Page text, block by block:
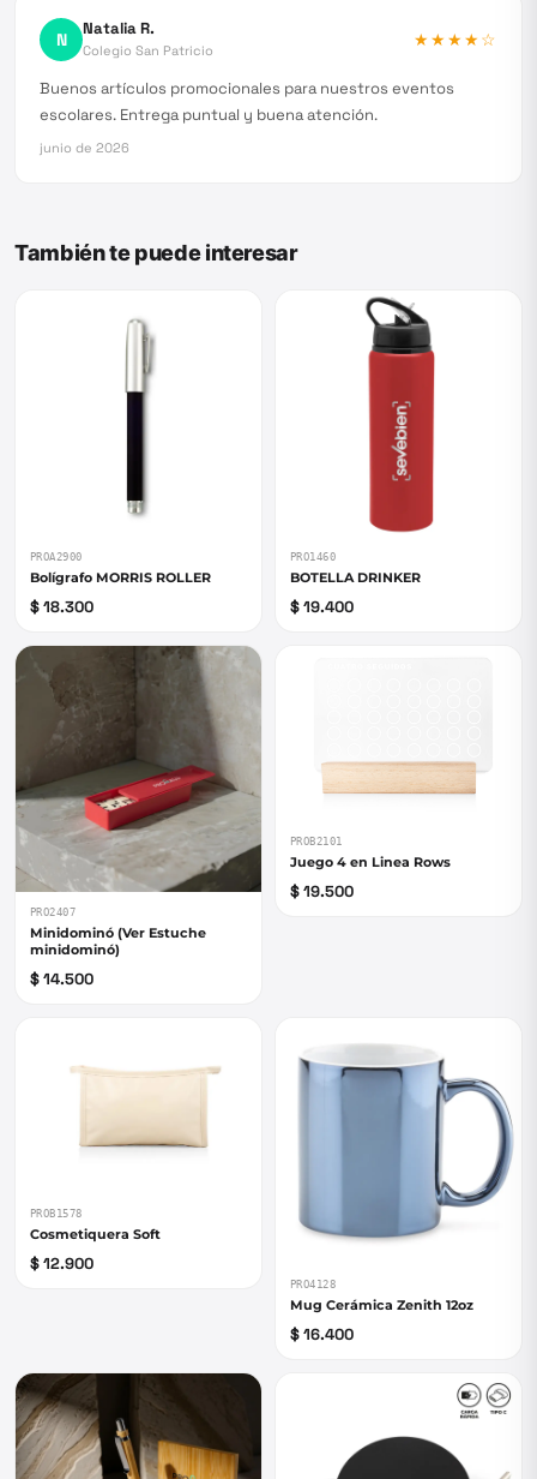
N Natalia R.
Colegio San Patricio
★★★★☆
Buenos artículos promocionales para nuestros eventos
escolares. Entrega puntual y buena atención.
junio de 2026
También te puede interesar
PROA2900
Bolígrafo MORRIS ROLLER
$ 18.300
PRO1460
BOTELLA DRINKER
$ 19.400
PRO2407
Minidominó (Ver Estuche
minidominó)
$ 14.500
PROB2101
Juego 4 en Linea Rows
$ 19.500
PROB1578
Cosmetiquera Soft
$ 12.900
PRO4128
Mug Cerámica Zenith 12oz
$ 16.400